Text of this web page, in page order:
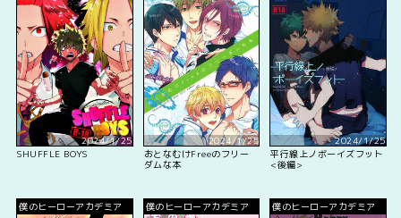
2024/1/25
SHUFFLE BOYS
2024/1/25
おとなむけFreeのフリー
ダムな本
2024/1/25
平行線上ノボーイズフット
<後編>
僕のヒーローアカデミア 僕のヒーローアカデミア 僕のヒーローアカデミア